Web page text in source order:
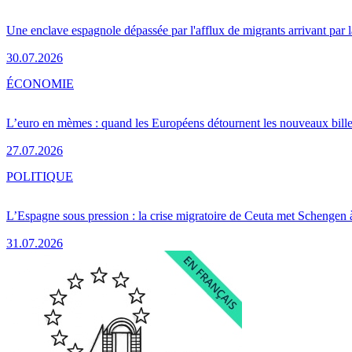
Une enclave espagnole dépassée par l'afflux de migrants arrivant par
30.07.2026
L’euro en mèmes : quand les Européens détournent les nouveaux
27.07.2026
ÉCONOMIE
L’Espagne sous pression : la crise migratoire de Ceuta met Schengen
31.07.2026
POLITIQUE